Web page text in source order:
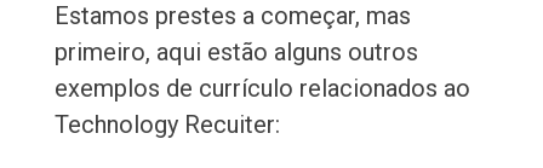
Estamos prestes a começar, mas
primeiro, aqui estão alguns outros
exemplos de currículo relacionados ao
Technology Recuiter: